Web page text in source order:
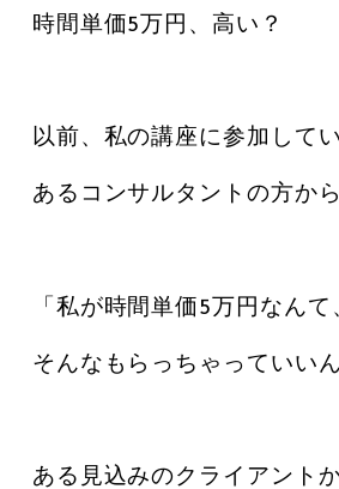
時間単価5万円、高い？
以前、私の講座に参加して
あるコンサルタントの方か
「私が時間単価5万円なんて
そんなもらっちゃっていい
ある見込みのクライアント